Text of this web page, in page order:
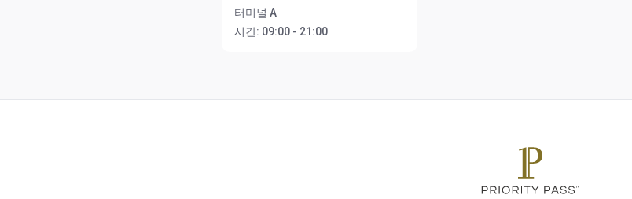
터미널 A
시간: 09:00 - 21:00